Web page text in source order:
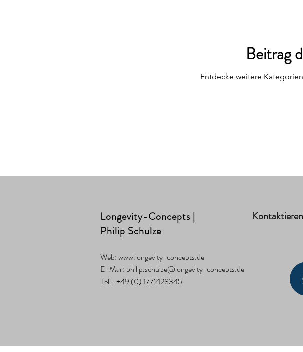
Beitrag
Entdecke weitere
Longevity-Concepts |
Philip Schulze
Web:www.longevity-concepts.de
E-Mail: philip.schulze@longevity-concepts.de
Tel.: +49 (0) 1772128345